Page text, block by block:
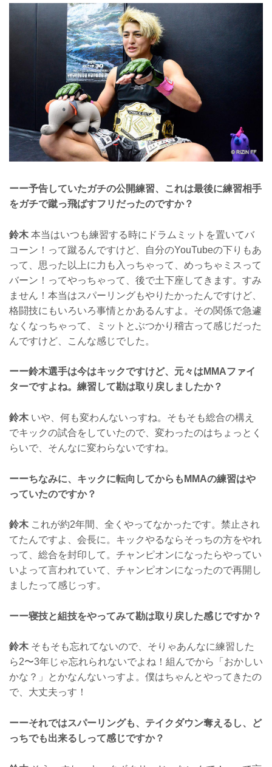
ーー予告していたガチの公開練習、これは最後に練習相手
をガチで蹴っ飛ばすフリだったのですか？
鈴木 本当はいつも練習する時にドラムミットを置いてバ
コーン！って蹴るんですけど、自分のYouTubeの下りもあ
って、思った以上に力も入っちゃって、めっちゃミスって
バーン！ってやっちゃって、後で土下座してきます。すみ
ません！本当はスパーリングもやりたかったんですけど、
格闘技にもいろいろ事情とかあるんすよ。その関係で急遽
なくなっちゃって、ミットとぶつかり稽古って感じだった
んですけど、こんな感じでした。
ーー鈴木選手は今はキックですけど、元々はMMAファイ
ターですよね。練習して勘は取り戻しましたか？
鈴木 いや、何も変わんないっすね。そもそも総合の構え
でキックの試合をしていたので、変わったのはちょっとく
らいで、そんなに変わらないですね。
ーーちなみに、キックに転向してからもMMAの練習はや
っていたのですか？
鈴木 これが約2年間、全くやってなかったです。禁止され
てたんですよ、会長に。キックやるならそっちの方をやれ
って、総合を封印して。チャンピオンになったらやってい
いよって言われていて、チャンピオンになったので再開し
ましたって感じっす。
ーー寝技と組技をやってみて勘は取り戻した感じですか？
鈴木 そもそも忘れてないので、そりゃあんなに練習した
ら2〜3年じゃ忘れられないでよね！組んでから「おかしい
かな？」とかなんないっすよ。僕はちゃんとやってきたの
で、大丈夫っす！
ーーそれではスパーリングも、テイクダウン奪えるし、ど
っちでも出来るしって感じですか？